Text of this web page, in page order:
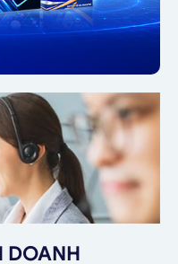
DOANH